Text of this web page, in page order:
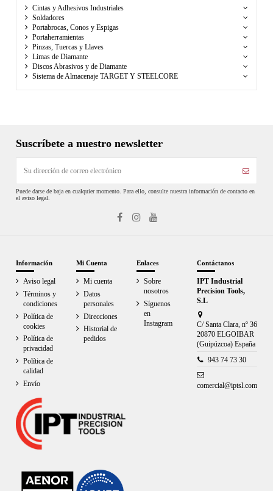
Cintas y Adhesivos Industriales
Soldadores
Portabrocas, Conos y Espigas
Portaherramientas
Pinzas, Tuercas y Llaves
Limas de Diamante
Discos Abrasivos y de Diamante
Sistema de Almacenaje TARGET Y STEELCORE
Suscríbete a nuestro newsletter
Puede darse de baja en cualquier momento. Para ello, consulte nuestra información de contacto en
el aviso legal.
Información
Aviso legal
Términos y
condiciones
Política de
cookies
Política de
privacidad
Política de
calidad
Envío
Mi Cuenta
Mi cuenta
Datos
personales
Direcciones
Historial de
pedidos
Enlaces
Sobre
nosotros
Síguenos
en
Instagram
Contáctanos
IPT Industrial
Precision Tools,
S.L
C/ Santa Clara, nº 36
20870 ELGOIBAR
(Guipúzcoa) España
943 74 73 30
comercial@iptsl.com